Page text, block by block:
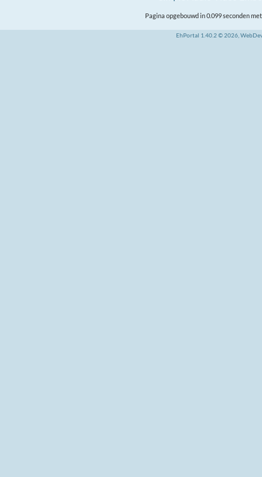
Pagina opgebouwd in 0.099 seconden
EhPortal 1.40.2 © 2026,